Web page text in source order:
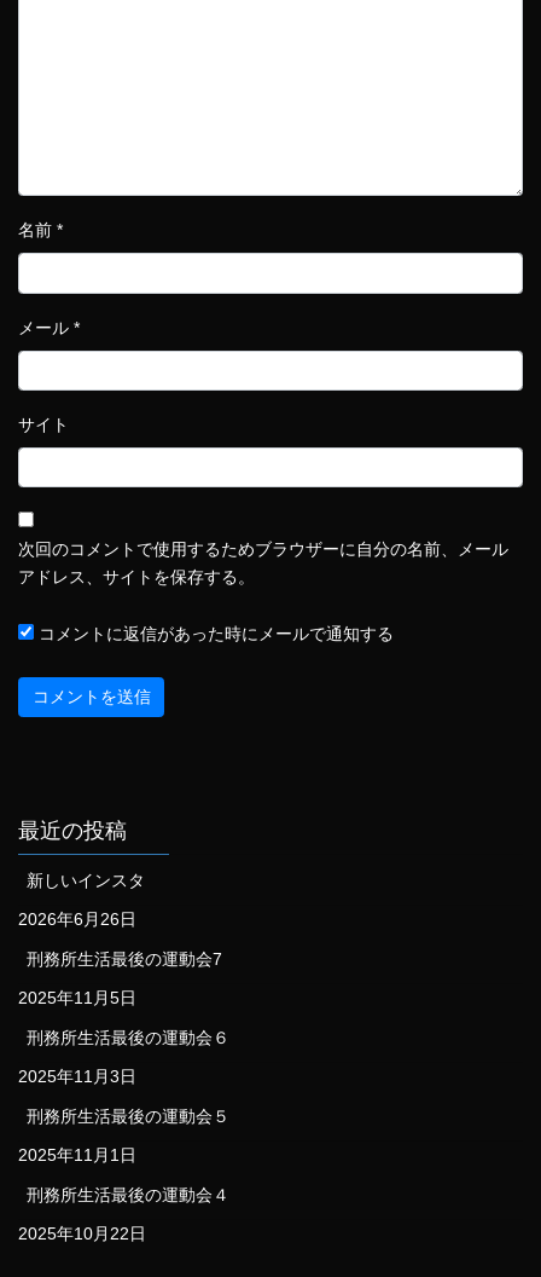
名前 *
メール *
サイト
次回のコメントで使用するためブラウザーに自分の名前、メール
アドレス、サイトを保存する。
コメントに返信があった時にメールで通知する
最近の投稿
新しいインスタ
2026年6月26日
刑務所生活最後の運動会7
2025年11月5日
刑務所生活最後の運動会６
2025年11月3日
刑務所生活最後の運動会５
2025年11月1日
刑務所生活最後の運動会４
2025年10月22日